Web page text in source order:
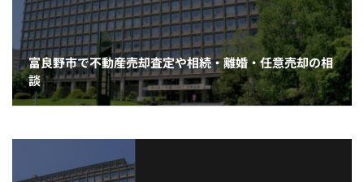
富良野市で不動産売却査定や相続・離婚・任意売却の相
談